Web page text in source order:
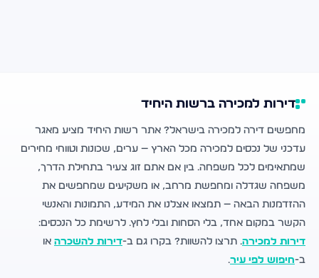
דירות למכירה ברשות היחיד
מחפשים דירה למכירה בישראל? אתר רשות היחיד מציע מאגר
עדכני של נכסים למכירה מכל הארץ — ערים, שכונות וטווחי מחירים
שמתאימים לכל משפחה. בין אם אתם זוג צעיר בתחילת הדרך,
משפחה שגדלה ומחפשת מרחב, או משקיעים שמחפשים את
ההזדמנות הבאה — תמצאו אצלנו את המידע, התמונות והאנשי
הקשר במקום אחד, בלי הסחות ובלי לחץ. לרשימת כל הנכסים:
דירות למכירה. תרצו להשוות? בקרו גם ב-דירות להשכרה או
ב-חיפוש לפי עיר.